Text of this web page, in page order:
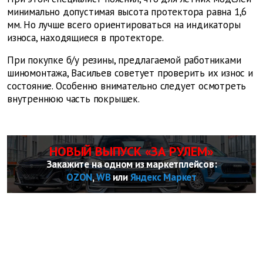
минимально допустимая высота протектора равна 1,6
мм. Но лучше всего ориентироваться на индикаторы
износа, находящиеся в протекторе.
При покупке б/у резины, предлагаемой работниками
шиномонтажа, Васильев советует проверить их износ и
состояние. Особенно внимательно следует осмотреть
внутреннюю часть покрышек.
НОВЫЙ ВЫПУСК «ЗА РУЛЕМ»
Закажите на одном из маркетплейсов:
OZON,WBилиЯндекс Маркет